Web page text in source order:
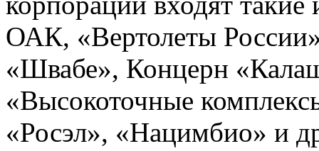
ОАК, «Вертолеты
«Швабе», Концерн
«Высокоточные
«Росэл», «Нацимбио» и